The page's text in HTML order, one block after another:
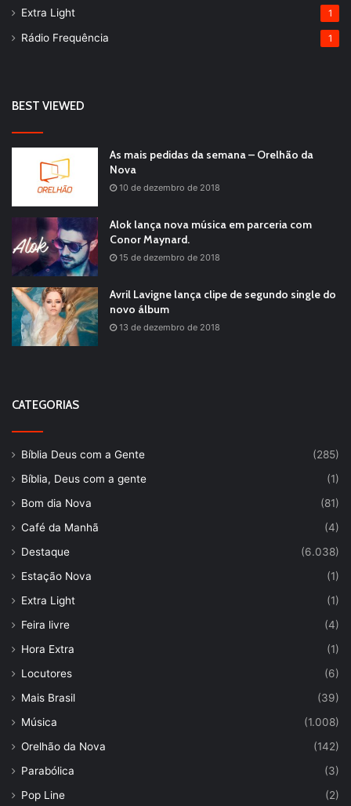
Extra Light 1
Rádio Frequência 1
BEST VIEWED
As mais pedidas da semana – Orelhão da
Nova
10 de dezembro de 2018
Alok lança nova música em parceria com
Conor Maynard.
15 de dezembro de 2018
Avril Lavigne lança clipe de segundo single do
novo álbum
13 de dezembro de 2018
CATEGORIAS
Bíblia Deus com a Gente
(285)
Bíblia, Deus com a gente
(1)
Bom dia Nova
(81)
Café da Manhã
(4)
Destaque
(6.038)
Estação Nova
(1)
Extra Light
(1)
Feira livre
(4)
Hora Extra
(1)
Locutores
(6)
Mais Brasil
(39)
Música
(1.008)
Orelhão da Nova
(142)
Parabólica
(3)
Pop Line
(2)